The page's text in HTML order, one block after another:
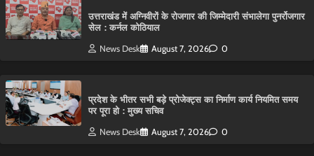
उत्तराखंड में अग्निवीरों के रोजगार की जिम्मेदारी संभालेगा पुनर्रोजगार
सेल : कर्नल कोठियाल
News Desk August 7, 2026 0
प्रदेश के भीतर सभी बड़े प्रोजेक्ट्स का निर्माण कार्य नियमित समय
पर पूरा हो : मुख्य सचिव
News Desk August 7, 2026 0